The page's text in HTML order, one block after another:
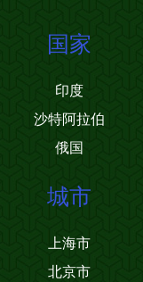
国家
印度
沙特阿拉伯
俄国
城市
上海市
北京市